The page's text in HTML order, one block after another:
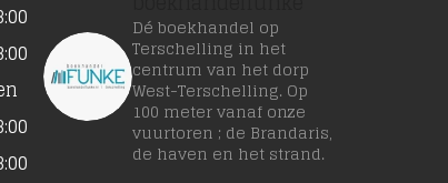
Dé boekhandel op
Terschelling in het
centrum van het dorp
West-Terschelling. Op
100 meter vanaf onze
vuurtoren ; de Brandaris,
de haven en het strand.